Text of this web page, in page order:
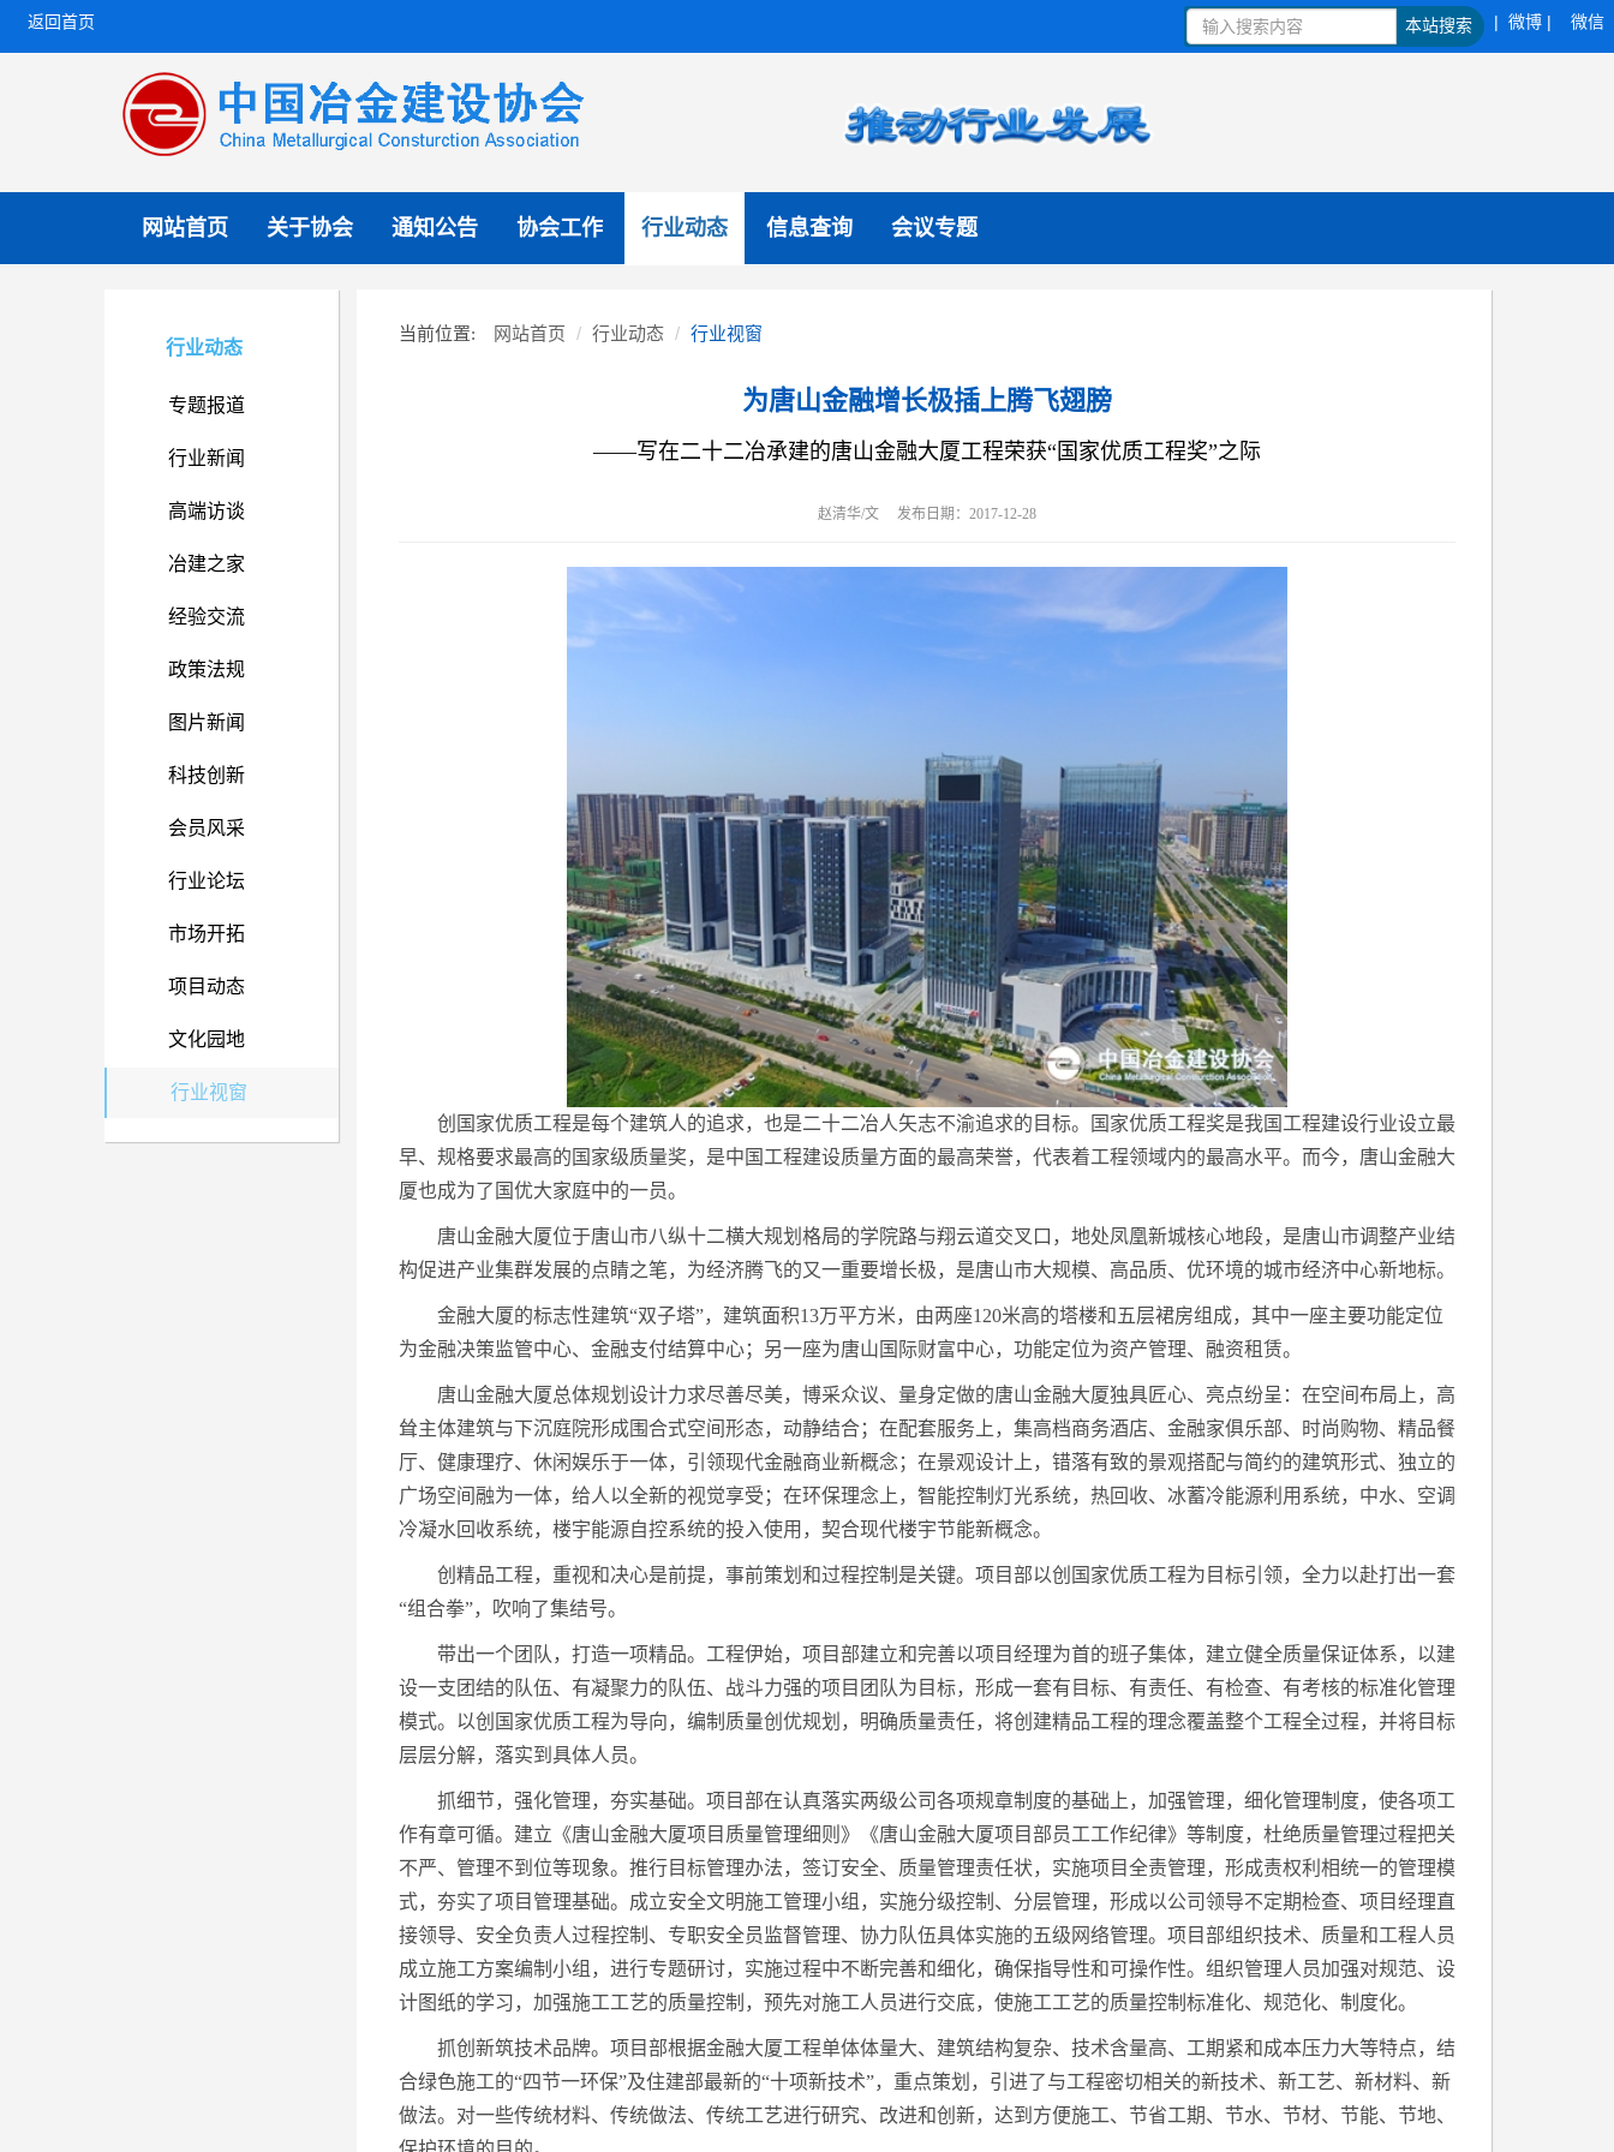
返回首页 本站搜索 | 微博 | 微信
网站首页 关于协会 通知公告 协会工作 行业动态 信息查询 会议专题
行业动态
专题报道
行业新闻
高端访谈
冶建之家
经验交流
政策法规
图片新闻
科技创新
会员风采
行业论坛
市场开拓
项目动态
文化园地
行业视窗
当前位置: 网站首页 行业动态 行业视窗
为唐山金融增长极插上腾飞翅膀
——写在二十二冶承建的唐山金融大厦工程荣获“国家优质工程奖”之际
赵清华/文 发布日期：2017-12-28
创国家优质工程是每个建筑人的追求，也是二十二冶人矢志不渝追求的目标。国家优质工程奖是我国工程建设行业设立最
早、规格要求最高的国家级质量奖，是中国工程建设质量方面的最高荣誉，代表着工程领域内的最高水平。而今，唐山金融大
厦也成为了国优大家庭中的一员。
唐山金融大厦位于唐山市八纵十二横大规划格局的学院路与翔云道交叉口，地处凤凰新城核心地段，是唐山市调整产业结
构促进产业集群发展的点睛之笔，为经济腾飞的又一重要增长极，是唐山市大规模、高品质、优环境的城市经济中心新地标。
金融大厦的标志性建筑“双子塔”，建筑面积13万平方米，由两座120米高的塔楼和五层裙房组成，其中一座主要功能定位
为金融决策监管中心、金融支付结算中心；另一座为唐山国际财富中心，功能定位为资产管理、融资租赁。
唐山金融大厦总体规划设计力求尽善尽美，博采众议、量身定做的唐山金融大厦独具匠心、亮点纷呈：在空间布局上，高
耸主体建筑与下沉庭院形成围合式空间形态，动静结合；在配套服务上，集高档商务酒店、金融家俱乐部、时尚购物、精品餐
厅、健康理疗、休闲娱乐于一体，引领现代金融商业新概念；在景观设计上，错落有致的景观搭配与简约的建筑形式、独立的
广场空间融为一体，给人以全新的视觉享受；在环保理念上，智能控制灯光系统，热回收、冰蓄冷能源利用系统，中水、空调
冷凝水回收系统，楼宇能源自控系统的投入使用，契合现代楼宇节能新概念。
创精品工程，重视和决心是前提，事前策划和过程控制是关键。项目部以创国家优质工程为目标引领，全力以赴打出一套
“组合拳”，吹响了集结号。
带出一个团队，打造一项精品。工程伊始，项目部建立和完善以项目经理为首的班子集体，建立健全质量保证体系，以建
设一支团结的队伍、有凝聚力的队伍、战斗力强的项目团队为目标，形成一套有目标、有责任、有检查、有考核的标准化管理
模式。以创国家优质工程为导向，编制质量创优规划，明确质量责任，将创建精品工程的理念覆盖整个工程全过程，并将目标
层层分解，落实到具体人员。
抓细节，强化管理，夯实基础。项目部在认真落实两级公司各项规章制度的基础上，加强管理，细化管理制度，使各项工
作有章可循。建立《唐山金融大厦项目质量管理细则》《唐山金融大厦项目部员工工作纪律》等制度，杜绝质量管理过程把关
不严、管理不到位等现象。推行目标管理办法，签订安全、质量管理责任状，实施项目全责管理，形成责权利相统一的管理模
式，夯实了项目管理基础。成立安全文明施工管理小组，实施分级控制、分层管理，形成以公司领导不定期检查、项目经理直
接领导、安全负责人过程控制、专职安全员监督管理、协力队伍具体实施的五级网络管理。项目部组织技术、质量和工程人员
成立施工方案编制小组，进行专题研讨，实施过程中不断完善和细化，确保指导性和可操作性。组织管理人员加强对规范、设
计图纸的学习，加强施工工艺的质量控制，预先对施工人员进行交底，使施工工艺的质量控制标准化、规范化、制度化。
抓创新筑技术品牌。项目部根据金融大厦工程单体体量大、建筑结构复杂、技术含量高、工期紧和成本压力大等特点，结
合绿色施工的“四节一环保”及住建部最新的“十项新技术”，重点策划，引进了与工程密切相关的新技术、新工艺、新材料、新
做法。对一些传统材料、传统做法、传统工艺进行研究、改进和创新，达到方便施工、节省工期、节水、节材、节能、节地、